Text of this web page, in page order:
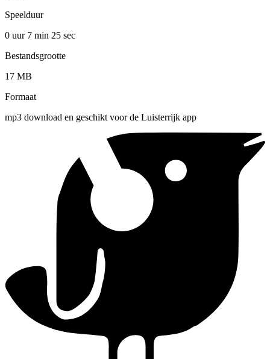
Speelduur
0 uur 7 min 25 sec
Bestandsgrootte
17 MB
Formaat
mp3 download en geschikt voor de Luisterrijk app